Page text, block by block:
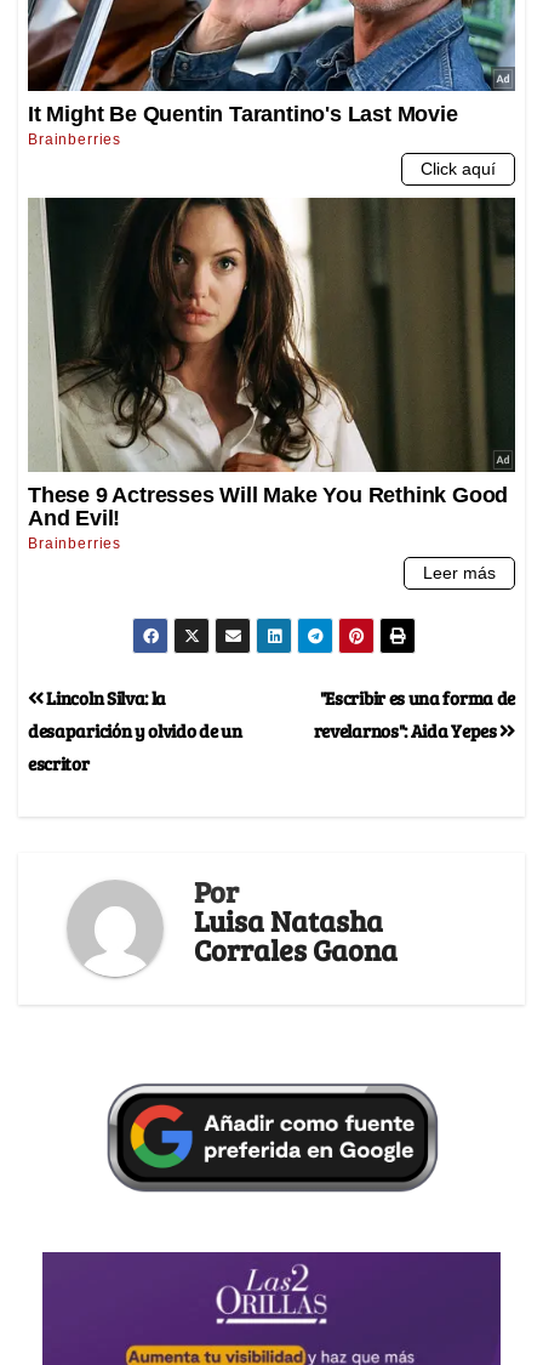
"Escribir es una forma de
revelarnos": Aida Yepes
Lincoln Silva: la
desaparición y olvido de un
escritor
Por
Luisa Natasha
Corrales Gaona